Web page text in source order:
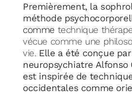
Premièrement, la
méthode
comme technique
vécue comme une
vie. Elle a été conçue
neuropsychiatre Alfonso
est inspirée de
occidentales comme